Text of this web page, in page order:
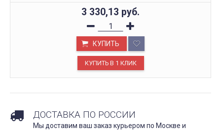
3 330,13 руб.
КУПИТЬ
ДОСТАВКА ПО РОССИИ
Мы доставим ваш заказ курьером по Москве и